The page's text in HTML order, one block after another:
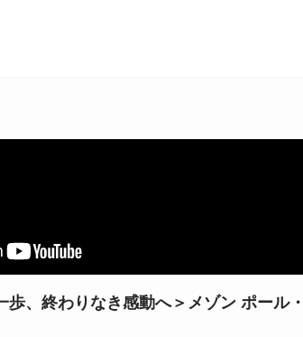
歩、終わりなき感動へ＞メゾン ポール